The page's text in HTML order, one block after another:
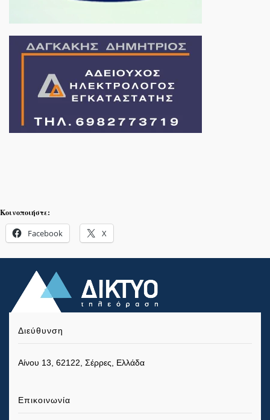
Κοινοποιήστε:
Facebook X
Διεύθυνση
Αίνου 13, 62122, Σέρρες, Ελλάδα
Επικοινωνία